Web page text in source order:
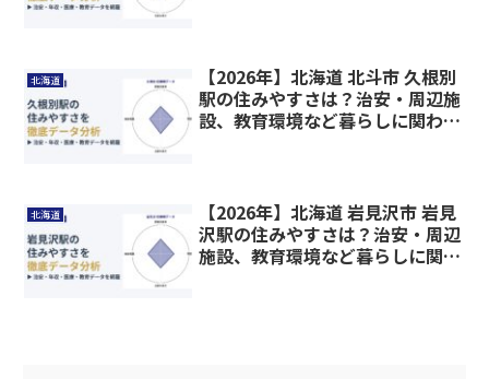
北海道
【2026年】北海道 北斗市 久根別
駅の住みやすさは？治安・周辺施
設、教育環境など暮らしに関わる
北海道
【2026年】北海道 岩見沢市 岩見
沢駅の住みやすさは？治安・周辺
施設、教育環境など暮らしに関わ